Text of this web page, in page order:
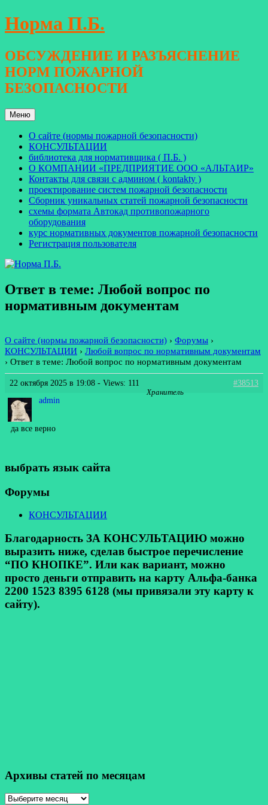
Перейти
к
Норма П.Б.
ОБСУЖДЕНИЕ И РАЗЪЯСНЕНИЕ
НОРМ ПОЖАРНОЙ
БЕЗОПАСНОСТИ
Меню
О сайте (нормы пожарной безопасности)
КОНСУЛЬТАЦИИ
библиотека для нормативщика ( П.Б. )
О КОМПАНИИ «ПРЕДПРИЯТИЕ ООО «АЛЬТАИР»
Контакты для связи с админом ( kontakty )
проектирование систем пожарной безопасности
Сборник уникальных статей пожарной безопасности
схемы формата Автокад противопожарного
оборудования
курс нормативных документов пожарной безопасности
Регистрация пользователя
Ответ в теме: Любой вопрос по
нормативным документам
О сайте (нормы пожарной безопасности) › Форумы ›
КОНСУЛЬТАЦИИ › Любой вопрос по нормативным документам
› Ответ в теме: Любой вопрос по нормативным документам
22 октября 2025 в 19:08 - Views: 111
#38513
admin
Хранитель
да все верно
выбрать язык сайта
Форумы
КОНСУЛЬТАЦИИ
Благодарность ЗА КОНСУЛЬТАЦИЮ можно
выразить ниже, сделав быстрое перечисление
“ПО КНОПКЕ”. Или как вариант, можно
просто деньги отправить на карту Альфа-банка
2200 1523 8395 6128 (мы привязали эту карту к
сайту).
Архивы статей по месяцам
Архивы